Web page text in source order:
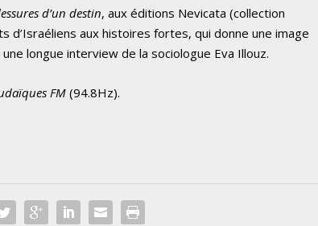
d’un destin, aux éditions Nevicata (collection
d’Israéliens aux histoires fortes, qui donne une image
longue interview de la sociologue Eva Illouz.
FM (94.8Hz).